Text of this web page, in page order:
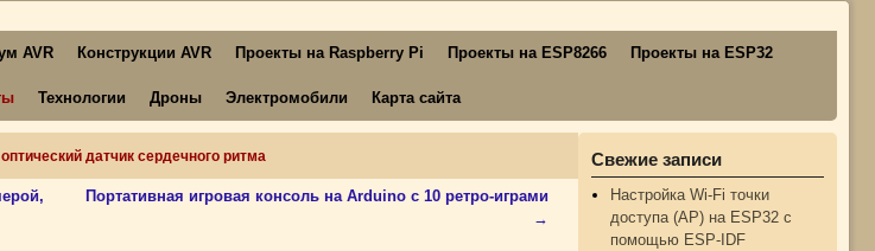
AVR Конструкции AVR Проекты на Raspberry Pi Проекты на ESP8266 Проекты на ESP32
Технологии Дроны Электромобили Карта сайта
датчик сердечного ритма
Портативная игровая консоль на Arduino с 10 ретро-играми
→
Свежие записи
Настройка Wi-Fi точки
доступа (AP) на ESP32 с
помощью ESP-IDF